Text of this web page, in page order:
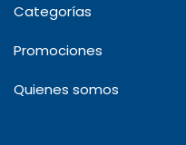
Categorías
Promociones
Quienes somos